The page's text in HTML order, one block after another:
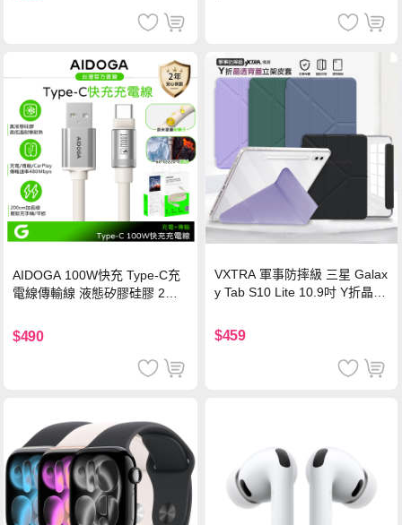
AIDOGA 100W快充 Type-C充
電線傳輸線 液態矽膠硅膠 2M
$490
VXTRA 軍事防摔級 三星 Galax
y Tab S10 Lite 10.9吋 Y折晶透
$459